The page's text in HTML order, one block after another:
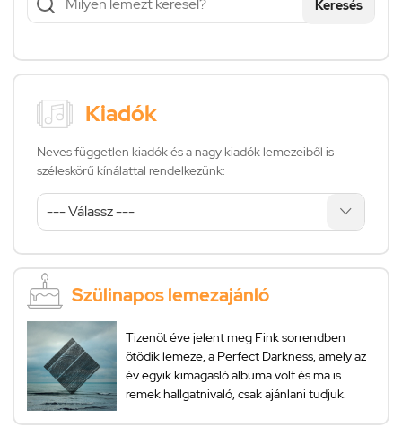
Keresés
Kiadók
Neves független kiadók és a nagy kiadók lemezeiből is
széleskörű kínálattal rendelkezünk:
Szülinapos lemezajánló
Tizenöt éve jelent meg Fink sorrendben
ötödik lemeze, a Perfect Darkness, amely az
év egyik kimagasló albuma volt és ma is
remek hallgatnivaló, csak ajánlani tudjuk.